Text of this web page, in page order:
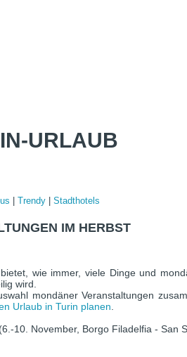
URLAUB
Trendy Stadthotels
IM HERBST
bietet, wie immer, viele Dinge und
wird.
mondäner Veranstaltungen
Urlaub in Turin planen
(6.-10. November, Borgo Filadelfia - San